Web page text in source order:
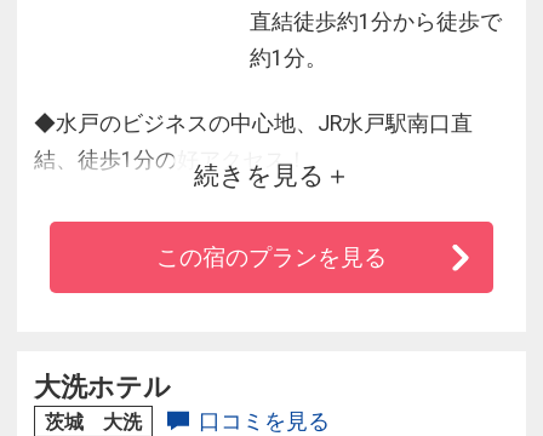
直結徒歩約1分から徒歩で
約1分。
◆水戸のビジネスの中心地、JR水戸駅南口直
結、徒歩1分の好アクセス！
◆アウトレットや水族館が魅力の大洗やひたち
なかへの観光の拠点にも最適♪
◆全室無料で無線LAN接続OK！
備！
◆SDGsの取り組みとして、2024年4月からご連
続きを見る
この宿のプランを見る
大洗ホテル
茨城 大洗 口コミを見る